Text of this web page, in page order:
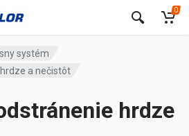
0
systém
a nečistôt
hrdze